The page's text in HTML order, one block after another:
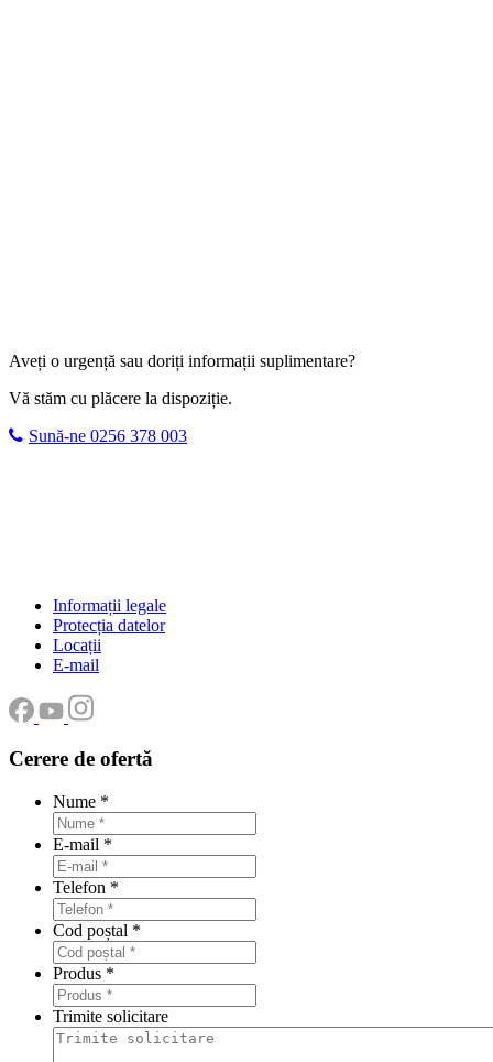
Aveți o urgență sau doriți informații suplimentare?
Vă stăm cu plăcere la dispoziție.
Sună-ne 0256 378 003
Informații legale
Protecția datelor
Locații
E-mail
Cerere de ofertă
Nume *
E-mail *
Telefon *
Cod poștal *
Produs *
Trimite solicitare